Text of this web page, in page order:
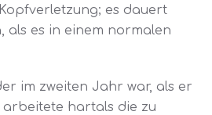
es dauert
als es in einem normalen
im zweiten Jahr war, als er
hartals die zu